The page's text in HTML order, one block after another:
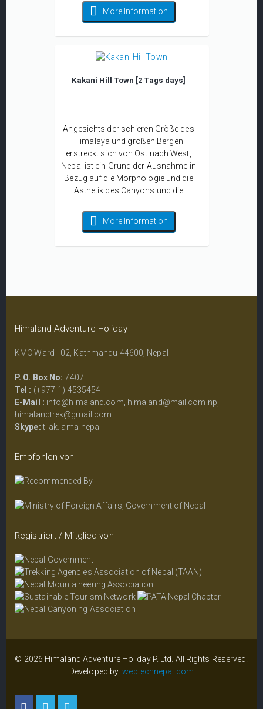
More Information
Kakani Hill Town [2 Tags days]
Angesichts der schieren Größe des
Himalaya und großen Bergen
erstreckt sich von Ost nach West,
Nepal ist ein Grund der Ausnahme in
Bezug auf die Morphologie und die
Ästhetik des Canyons und die
des Canyons.
More Information
Himaland Adventure Holiday
KMC Ward - 02, Kathmandu 44600, Nepal
P. O. Box No: 7407
Tel : (+977-1) 4535454
E-Mail : info@himaland.com himaland@mail.com.np
himalandtrek@gmail.com
Skype:tilak.lama-nepal
Empfohlen von
Registriert / Mitglied von
© 2026 Himaland Adventure Holiday P. Ltd. All Rights Reserved.
Developed by:webtechnepal.com